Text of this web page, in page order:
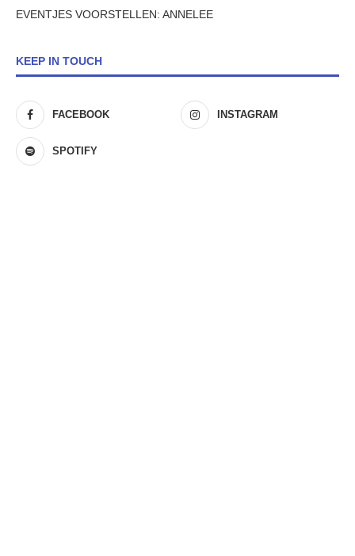
EVENTJES VOORSTELLEN: ANNELEE
KEEP IN TOUCH
FACEBOOK INSTAGRAM
SPOTIFY